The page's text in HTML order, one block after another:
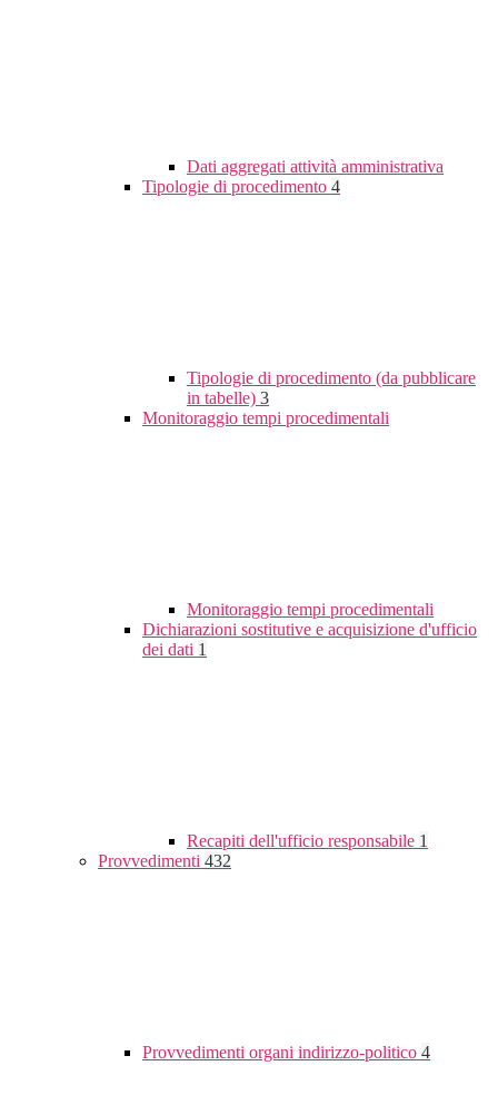
Dati aggregati attività amministrativa
Tipologie di procedimento 4
Tipologie di procedimento (da pubblicare
in tabelle) 3
Monitoraggio tempi procedimentali
Monitoraggio tempi procedimentali
Dichiarazioni sostitutive e acquisizione d'ufficio
dei dati 1
Recapiti dell'ufficio responsabile 1
Provvedimenti 432
Provvedimenti organi indirizzo-politico 4